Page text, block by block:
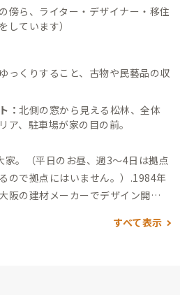
傍ら、ライター・デザイナー・移住
しています）
っくりすること、古物や民藝品の収
： 北側の窓から見える松林、全体
ア、駐車場が家の目の前。
。
（平日のお昼、週3〜4日は拠点
ので拠点にはいません。） .1984年
阪の建材メーカーでデザイン開発
国後、開業に向けての準備をする
すべて表示